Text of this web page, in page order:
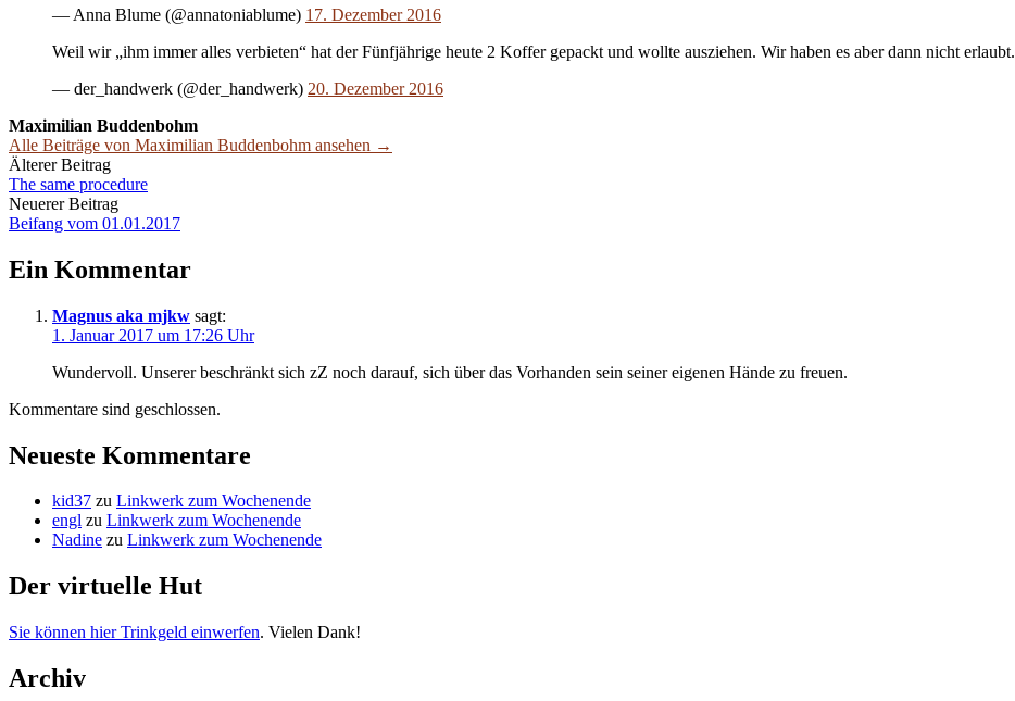
— Anna Blume (@annatoniablume) 17. Dezember 2016
Weil wir „ihm immer alles verbieten“ hat der Fünfjährige heute 2 Koffer gepackt und wollte ausziehen. Wir haben es aber dann nicht erlaubt.
— der_handwerk (@der_handwerk) 20. Dezember 2016
Maximilian Buddenbohm
Alle Beiträge von Maximilian Buddenbohm ansehen →
Beitrags-
Navigation
Älterer Beitrag
The same procedure
Neuerer Beitrag
Beifang vom 01.01.2017
Ein Kommentar
Magnus aka mjkw sagt:
1. Januar 2017 um 17:26 Uhr
Wundervoll. Unserer beschränkt sich zZ noch darauf, sich über das Vorhanden sein seiner eigenen Hände zu freuen.
Kommentare sind geschlossen.
Neueste Kommentare
kid37 zu Linkwerk zum Wochenende
engl zu Linkwerk zum Wochenende
Nadine zu Linkwerk zum Wochenende
Der virtuelle Hut
Sie können hier Trinkgeld einwerfen. Vielen Dank!
Archiv